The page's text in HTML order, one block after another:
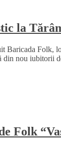
la
Baricada Folk,
din nou iubitorii
Folk